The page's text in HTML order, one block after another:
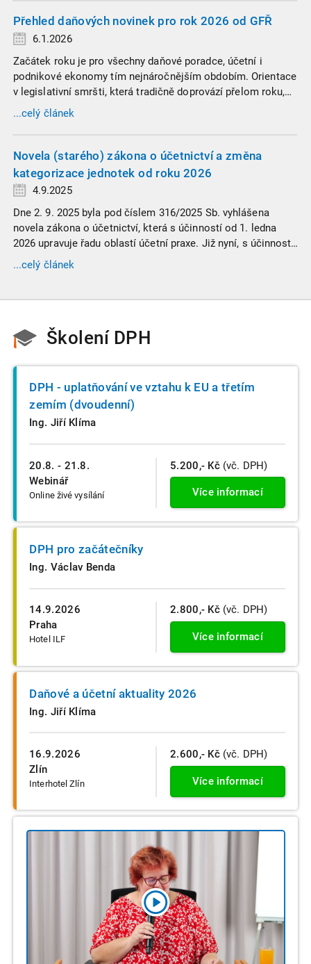
Přehled daňových novinek pro rok 2026 od GFŘ
6.1.2026
Začátek roku je pro všechny daňové poradce, účetní i
podnikové ekonomy tím nejnáročnějším obdobím. Orientace
v legislativní smršti, která tradičně doprovází přelom roku,
vyžaduje nastudovat všechny novely a doprovodné
informace. Generální finanční ředitelství (GFŘ) zveřejnilo
žádného daňového profesionála.
...celý článek
Novela (starého) zákona o účetnictví a změna
kategorizace jednotek od roku 2026
4.9.2025
Dne 2. 9. 2025 byla pod číslem 316/2025 Sb. vyhlášena
novela zákona o účetnictví, která s účinností od 1. ledna
2026 upravuje řadu oblastí účetní praxe. Již nyní, s účinností
od 3. září 2025, platí nová, zvýšená kritéria pro zařazení firem
do velikostních a použijí se zpětně již pro účetní období
...celý článek
Školení DPH
20.8. - 21.8.
Webinář
Online živé vysílání
DPH - uplatňování ve vztahu k EU a třetím
zemím (dvoudenní)
Ing. Jiří Klíma
5.200,- Kč (vč. DPH)
Více informací
14.9.2026
Praha
Hotel ILF
DPH pro začátečníky
Ing. Václav Benda
2.800,- Kč (vč. DPH)
Více informací
16.9.2026
Zlín
Interhotel Zlín
Daňové a účetní aktuality 2026
Ing. Jiří Klíma
2.600,- Kč (vč. DPH)
Více informací